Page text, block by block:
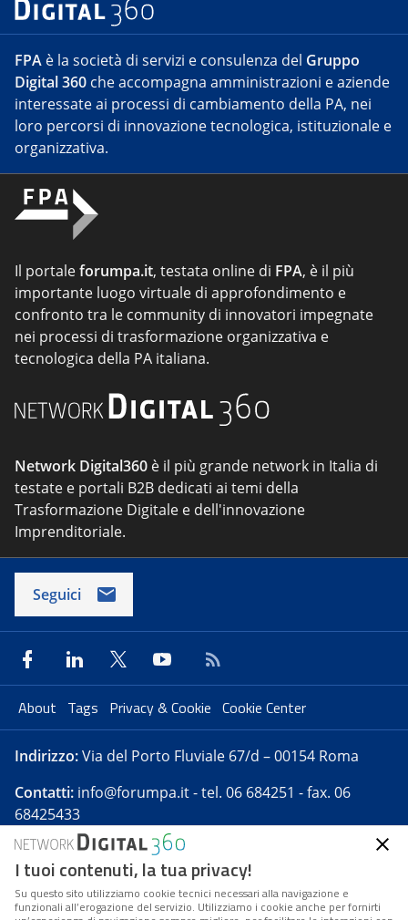
FPA è la società di servizi e consulenza del Gruppo
Digital 360 che accompagna amministrazioni e aziende
interessate ai processi di cambiamento della PA, nei
loro percorsi di innovazione tecnologica, istituzionale e
organizzativa.
Il portaleforumpa.it, testata online di FPA, è il più
importante luogo virtuale di approfondimento e
confronto tra le community di innovatori impegnate
nei processi di trasformazione organizzativa e
tecnologica della PA italiana.
Network Digital360 è il più grande network in Italia di
testate e portali B2B dedicati ai temi della
Trasformazione Digitale e dell'innovazione
Imprenditoriale.
Seguici
About Tags Privacy & Cookie Cookie Center
Indirizzo:Via del Porto Fluviale 67/d – 00154 Roma
Contatti: info@forumpa.it- tel. 06 684251 - fax. 06
68425433
Forumpa.itè una pubblicazione telematica iscritta
presso Registro della stampa del Tribunale di Roma -
Reg. n. 182 del 2 maggio 2008 - Direttore resp. Michela
I tuoi contenuti, la tua privacy!
Su questo sito utilizziamo cookie tecnici necessari alla navigazione e
funzionali all’erogazione del servizio. Utilizziamo i cookie anche per fornirti